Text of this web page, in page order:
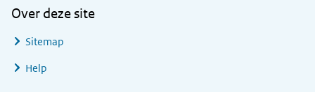
Over deze site
Sitemap
Help